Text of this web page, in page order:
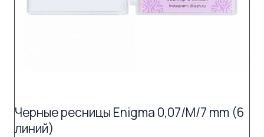
Черные ресницы Enigma 0,07/M/7 mm (6
линий)